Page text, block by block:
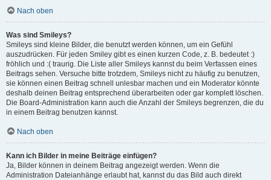
Nach oben
Was sind Smileys?
Smileys sind kleine Bilder, die benutzt werden können, um ein Gefühl
auszudrücken. Für jeden Smiley gibt es einen kurzen Code, z. B. bedeutet :)
fröhlich und :( traurig. Die Liste aller Smileys kannst du beim Verfassen eines
Beitrags sehen. Versuche bitte trotzdem, Smileys nicht zu häufig zu benutzen,
sie können einen Beitrag schnell unlesbar machen und ein Moderator könnte
deshalb deinen Beitrag entsprechend überarbeiten oder gar komplett löschen.
Die Board-Administration kann auch die Anzahl der Smileys begrenzen, die du
in einem Beitrag benutzen kannst.
Nach oben
Kann ich Bilder in meine Beiträge einfügen?
Ja, Bilder können in deinem Beitrag angezeigt werden. Wenn die
Administration Dateianhänge erlaubt hat, kannst du das Bild auch direkt